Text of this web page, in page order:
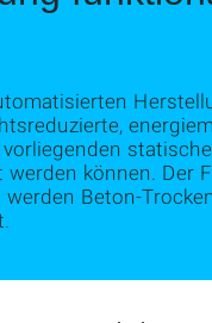
können. Der
Beton-